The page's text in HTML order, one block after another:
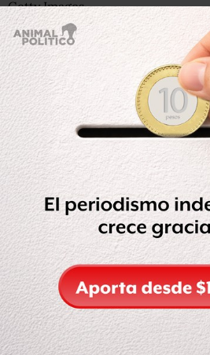
Getty Images
A los voluntarios se les mostró
sus respuesta cerebral no fue tan
donuts.
Después se les preguntó por qué
fuese sometido a una subasta.
En comparación con los
azúcar o solo carbohidratos, el
alimentos con ambos
donuts, generabanmuchísima
cuerpo estriado del cerebro, una
la producción de ladopamina , el
placer.
El “cuarteto de la felicidad”:
positivos de las endorfinas y
que nos hacen sentir mejor